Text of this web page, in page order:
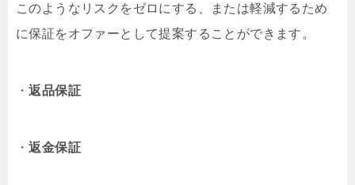
このようなリスクをゼロにする、または軽減するため
に保証をオファーとして提案することができます。
・返品保証
・返金保証